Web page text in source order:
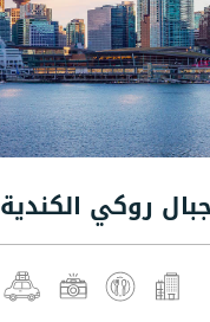
روكي الكندية